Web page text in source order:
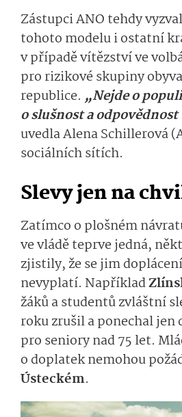
Zástupci ANO tehdy
tohoto modelu i ostatní
v případě vítězství ve
pro rizikové skupiny
republice. „Nejde o
o slušnost a
uvedla Alena Schillerová
sociálních sítích.
Slevy jen na
Zatímco o plošném
ve vládě teprve jedná,
zjistily, že se jim
nevyplatí. Například
žáků a studentů zvláštní
roku zrušil a ponechal jen
pro seniory nad 75 let.
o doplatek nemohou
Ústeckém.